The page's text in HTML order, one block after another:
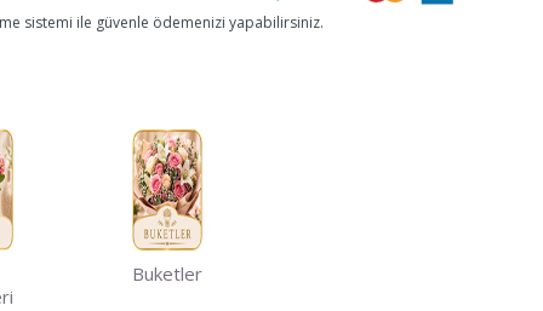
sistemi ile güvenle ödemenizi yapabilirsiniz.
Buketler